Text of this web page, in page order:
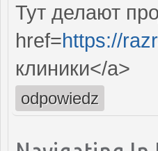
Тут делают
href=https://
клиники</a>
odpowiedz